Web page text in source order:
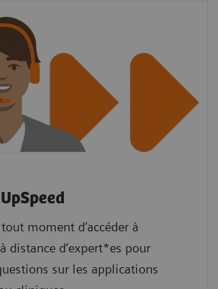
moment d’accéder à
distance d’expert*es pour
sur les applications